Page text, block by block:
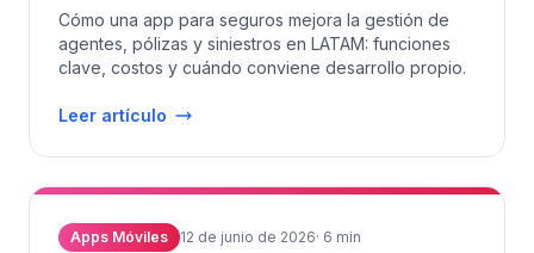
Cómo una app para seguros mejora la gestión de
agentes, pólizas y siniestros en LATAM: funciones
clave, costos y cuándo conviene desarrollo propio.
Leer artículo
Apps Móviles 12 de junio de 2026· 6 min